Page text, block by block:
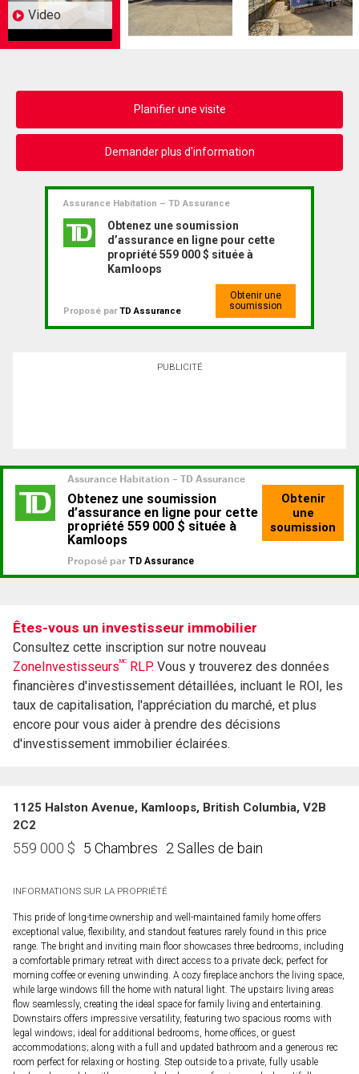
Video
Planifier une visite
Demander plus d'information
Assurance Habitation – TD Assurance
Obtenez une soumission
d’assurance en ligne pour cette
propriété 559 000 $ située à
Kamloops
Proposé parTD Assurance
Obtenir une
soumission
PUBLICITÉ
Êtes-vous un investisseur immobilier
Consultez cette inscription sur notre nouveau
ZoneInvestisseursMC RLP. Vous y trouverez des données
financières d'investissement détaillées, incluant le ROI, les
taux de capitalisation, l'appréciation du marché, et plus
encore pour vous aider à prendre des décisions
d'investissement immobilier éclairées.
1125 Halston Avenue, Kamloops, British Columbia, V2B
2C2
559 000 $ 5 Chambres 2 Salles de bain
INFORMATIONS SUR LA PROPRIÉTÉ
This pride of long-time ownership and well-maintained family home offers
exceptional value, flexibility, and standout features rarely found in this price
range. The bright and inviting main floor showcases three bedrooms, including
a comfortable primary retreat with direct access to a private deck; perfect for
morning coffee or evening unwinding. A cozy fireplace anchors the living space,
while large windows fill the home with natural light. The upstairs living areas
flow seamlessly, creating the ideal space for family living and entertaining.
Downstairs offers impressive versatility, featuring two spacious rooms with
legal windows; ideal for additional bedrooms, home offices, or guest
accommodations; along with a full and updated bathroom and a generous rec
room perfect for relaxing or hosting. Step outside to a private, fully usable